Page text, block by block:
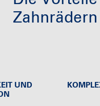
Zahnrädern